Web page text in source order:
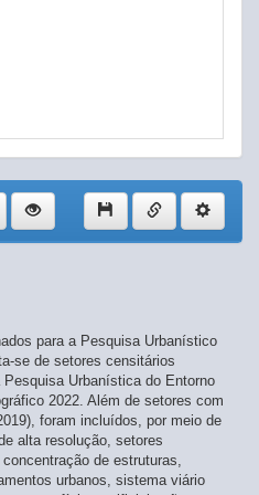
para a Pesquisa Urbanístico
se de setores censitários
Urbanística do Entorno
2022. Além de setores com
foram incluídos, por meio de
alta resolução, setores
de estruturas,
urbanos, sistema viário